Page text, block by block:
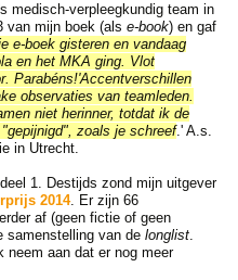
medisch-verpleegkundig team in
van mijn boek (als e-book) en gaf
e-boek gisteren en vandaag
en het MKA ging. Vlot
Parabéns!'Accentverschillen
observaties van teamleden.
niet herinner, totdat ik de
zoals je schreef.' A.s.
in Utrecht.
1. Destijds zond mijn uitgever
2014. Er zijn 66
af (geen fictie of geen
samenstelling van de longlist.
aan dat er nog meer